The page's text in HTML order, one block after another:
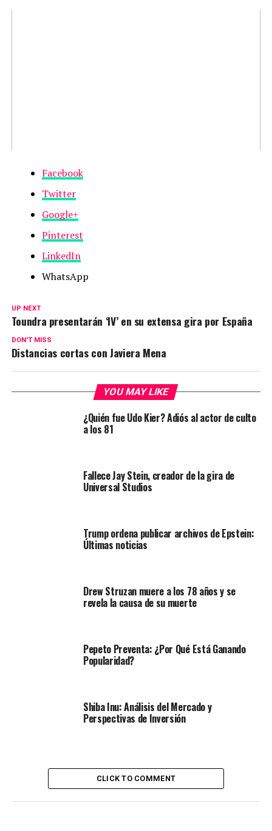
Facebook
Twitter
Google+
Pinterest
LinkedIn
WhatsApp
UP NEXT
Toundra presentarán ‘IV’ en su extensa gira por España
DON'T MISS
Distancias cortas con Javiera Mena
YOU MAY LIKE
¿Quién fue Udo Kier? Adiós al actor de culto
a los 81
Fallece Jay Stein, creador de la gira de
Universal Studios
Trump ordena publicar archivos de Epstein:
Últimas noticias
Drew Struzan muere a los 78 años y se
revela la causa de su muerte
Pepeto Preventa: ¿Por Qué Está Ganando
Popularidad?
Shiba Inu: Análisis del Mercado y
Perspectivas de Inversión
CLICK TO COMMENT